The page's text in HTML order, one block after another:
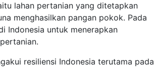
lahan pertanian yang ditetapkan
menghasilkan pangan pokok. Pada
Indonesia untuk menerapkan
resiliensi Indonesia terutama pada